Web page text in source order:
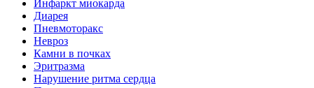
Инфаркт миокарда
Диарея
Пневмоторакс
Невроз
Камни в почках
Эритразма
Нарушение ритма сердца